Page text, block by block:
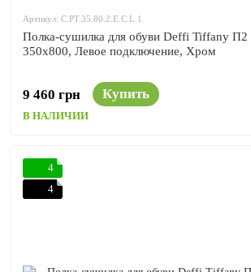
Артикул: C.PT.35.80.2.E.C.L.1
Полка-сушилка для обуви Deffi Tiffany П2
350x800, Левое подключение, Хром
9 460 грн Купить
В НАЛИЧИИ
4
4